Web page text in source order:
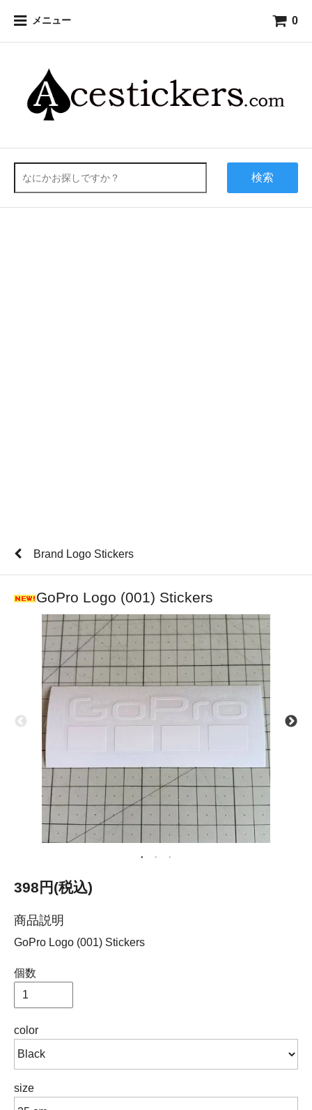
メニュー 0
検索
Brand Logo Stickers
GoPro Logo (001) Stickers
398円(税込)
商品説明
GoPro Logo (001) Stickers
個数
color
size